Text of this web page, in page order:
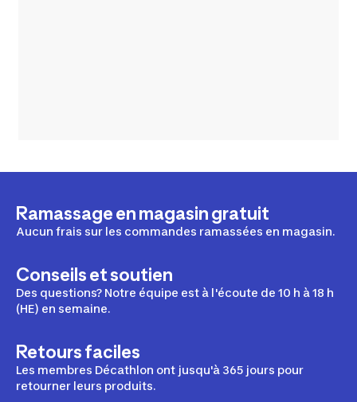
Ramassage en magasin gratuit
Aucun frais sur les commandes ramassées en magasin.
Conseils et soutien
Des questions? Notre équipe est à l'écoute de 10 h à 18 h
(HE) en semaine.
Retours faciles
Les membres Décathlon ont jusqu'à 365 jours pour
retourner leurs produits.